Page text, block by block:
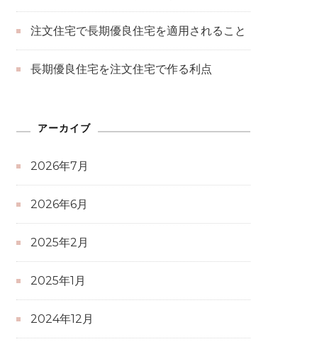
注文住宅で長期優良住宅を適用されること
長期優良住宅を注文住宅で作る利点
アーカイブ
2026年7月
2026年6月
2025年2月
2025年1月
2024年12月